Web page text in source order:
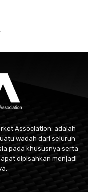
Association, adalah
wadah dari seluruh
pada khususnya serta
dipisahkan menjadi